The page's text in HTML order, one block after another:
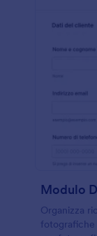
Organizza